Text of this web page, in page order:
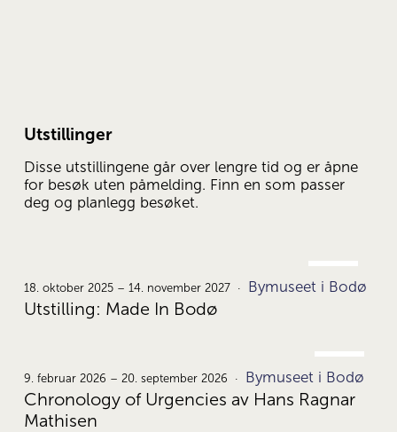
Utstillinger
Disse utstillingene går over lengre tid og er åpne
for besøk uten påmelding. Finn en som passer
deg og planlegg besøket.
18.
18. oktober 2025 – 14. november 2027 Bymuseet i Bodø
Utstilling: Made In Bodø
9.
9. februar 2026 – 20. september 2026 Bymuseet i Bodø
Chronology of Urgencies av Hans Ragnar
Mathisen